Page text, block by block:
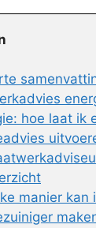
hoe laat ik
manier kan